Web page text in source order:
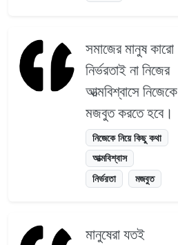
সমাজের মানুষ কারো
নির্ভরতাই না নিজের
আত্মবিশ্বাসে নিজেকে
মজবুত করতে হবে।
নিজেকে নিয়ে কিছু কথা
আত্মবিশ্বাস
নির্ভরতা
মজবুত
মানুষেরা যতই